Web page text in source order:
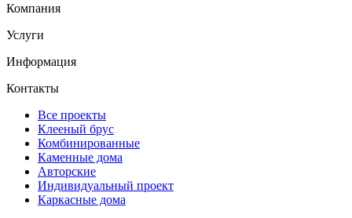
Компания
Услуги
Информация
Контакты
Все проекты
Клееный брус
Комбинированные
Каменные дома
Авторские
Индивидуальный проект
Каркасные дома